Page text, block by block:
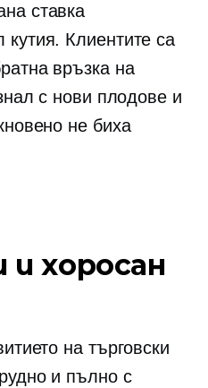
ставка
Клиентите са
връзка на
с нови плодове и
не биха
и хоросан
на търговски
и пълно с